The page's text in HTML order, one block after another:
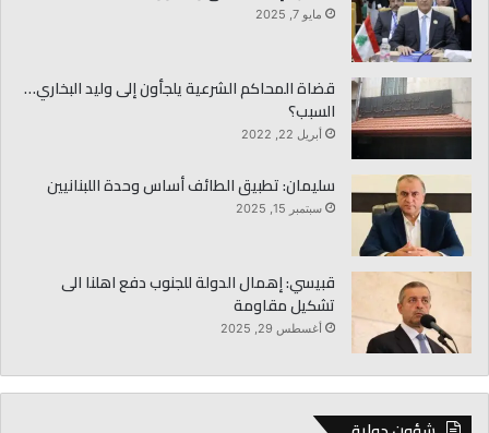
مايو 7, 2025
قضاة المحاكم الشرعية يلجأون إلى وليد البخاري…
السبب؟
أبريل 22, 2022
سليمان: تطبيق الطائف أساس وحدة اللبنانيين
سبتمبر 15, 2025
قبيسي: إهمال الدولة للجنوب دفع اهلنا الى
تشكيل مقاومة
أغسطس 29, 2025